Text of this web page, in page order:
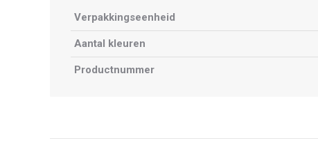
Verpakkingseenheid
Aantal kleuren
Productnummer